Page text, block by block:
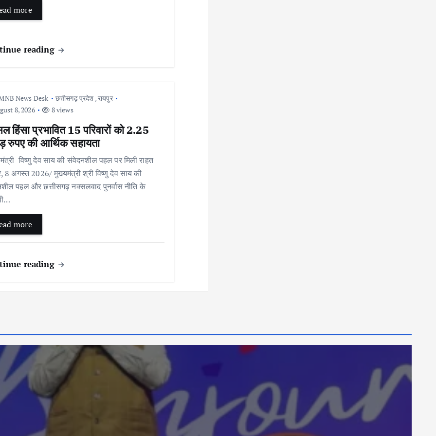
more
reading
News Desk छत्तीसगढ़ प्रदेश ,रायपुर
8, 2026
8 views
हिंसा प्रभावित 15 परिवारों को 2.25
रुपए की आर्थिक सहायता
विष्णु देव साय की संवेदनशील पहल पर मिली राहत
8 अगस्त 2026/ मुख्यमंत्री श्री विष्णु देव साय की
पहल और छत्तीसगढ़ नक्सलवाद पुनर्वास नीति के
more
reading